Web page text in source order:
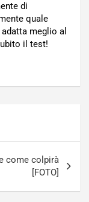
di
quale
meglio al
il test!
come colpirà
[FOTO]